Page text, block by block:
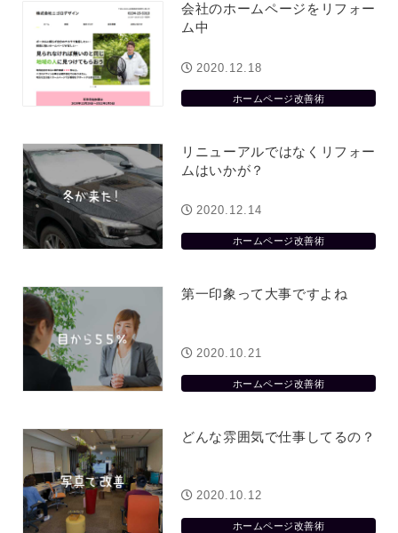
会社のホームページをリフォー
ム中
ホームページ改善術
2020.12.18
リニューアルではなくリフォー
ムはいかが？
ホームページ改善術
2020.12.14
第一印象って大事ですよね
ホームページ改善術
2020.10.21
どんな雰囲気で仕事してるの？
ホームページ改善術
2020.10.12